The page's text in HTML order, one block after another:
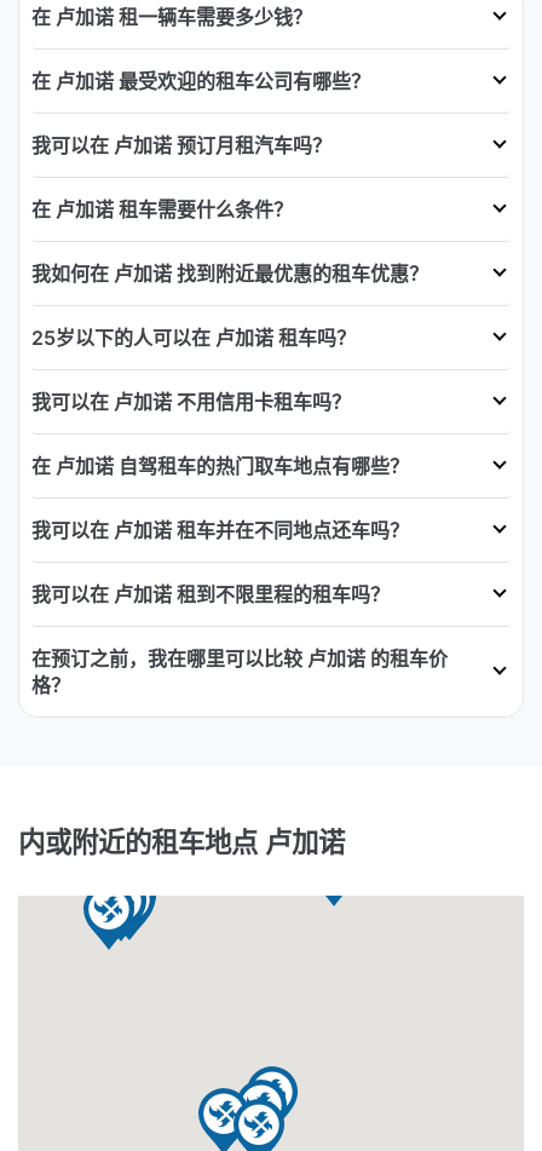
在 卢加诺 租一辆车需要多少钱？
在 卢加诺 最受欢迎的租车公司有哪些？
我可以在 卢加诺 预订月租汽车吗？
在 卢加诺 租车需要什么条件？
我如何在 卢加诺 找到附近最优惠的租车优惠？
25岁以下的人可以在 卢加诺 租车吗？
我可以在 卢加诺 不用信用卡租车吗？
在 卢加诺 自驾租车的热门取车地点有哪些？
我可以在 卢加诺 租车并在不同地点还车吗？
我可以在 卢加诺 租到不限里程的租车吗？
在预订之前，我在哪里可以比较 卢加诺 的租车价
格？
内或附近的租车地点 卢加诺